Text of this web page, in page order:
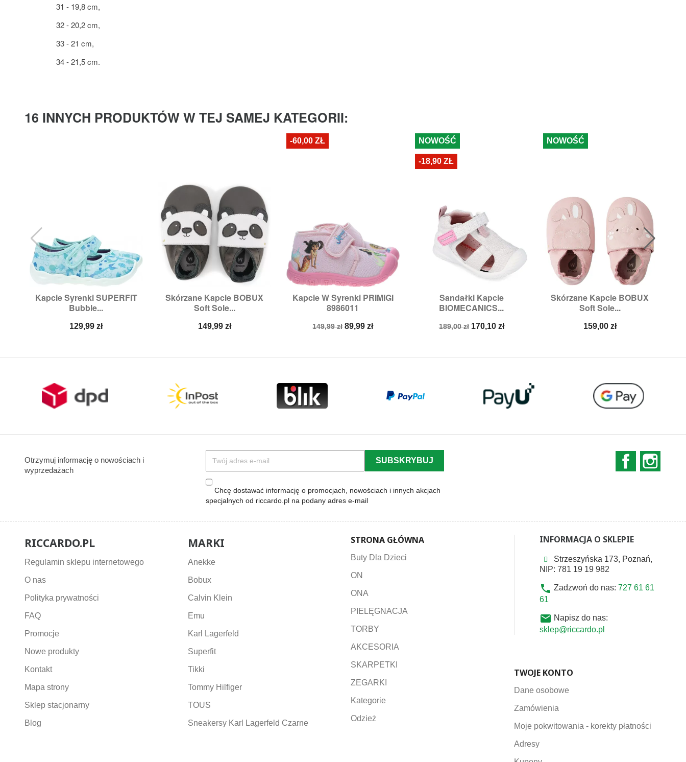
31 - 19,8 cm,
32 - 20,2 cm,
33 - 21 cm,
34 - 21,5 cm.
16 INNYCH PRODUKTÓW W TEJ SAMEJ KATEGORII:
Kapcie Syrenki SUPERFIT
Bubble...
Cena
129,99 zł
 Szybki podgląd
Rozmiary:27
Skórzane Kapcie BOBUX
Soft Sole...
Cena
149,99 zł
Szybki podgląd
Rozmiary:3XL,
Kapcie W Syrenki PRIMIGI
8986011
Cena
149,99 zł Cena
89,99 zł
 Szybki podgląd
Rozmiary:24,26,
-60,00 ZŁ
Sandałki Kapcie
BIOMECANICS...
Cena
189,00 zł Cena
170,10 zł
Szybki podgląd
Rozmiary:22,24
NOWOŚĆ
-18,90 ZŁ
Skórzane Kapcie BOBUX
Soft Sole...
Cena
159,00 zł
Szybki podgląd
Rozmiary:L,XL
NOWOŚĆ
Otrzymuj informację o nowościach i
wyprzedażach
Chcę dostawać informację o promocjach, nowościach i innych akcjach
specjalnych od riccardo.pl na podany adres e-mail
Facebook
RICCARDO.PL
Regulamin sklepu internetowego
O nas
Polityka prywatności
FAQ
Promocje
Nowe produkty
Kontakt
Mapa strony
Sklep stacjonarny
Blog
MARKI
Anekke
Bobux
Calvin Klein
Emu
Karl Lagerfeld
Superfit
Tikki
Tommy Hilfiger
TOUS
Sneakersy Karl Lagerfeld Czarne
STRONA GŁÓWNA
Buty Dla Dzieci
ON
ONA
PIELĘGNACJA
TORBY
AKCESORIA
SKARPETKI
ZEGARKI
Kategorie
Odzież
INFORMACJA O SKLEPIE
Strzeszyńska 173, Poznań,
NIP: 781 19 19 982
phone Zadzwoń do nas: 727 61 61
61
email Napisz do nas:
sklep@riccardo.pl
TWOJE KONTO
Dane osobowe
Zamówienia
Moje pokwitowania - korekty płatności
Adresy